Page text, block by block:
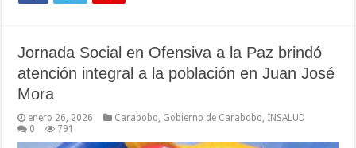
Jornada Social en Ofensiva a la Paz brindó
atención integral a la población en Juan José
Mora
enero 26, 2026 Carabobo, Gobierno de Carabobo, INSALUD
0
791